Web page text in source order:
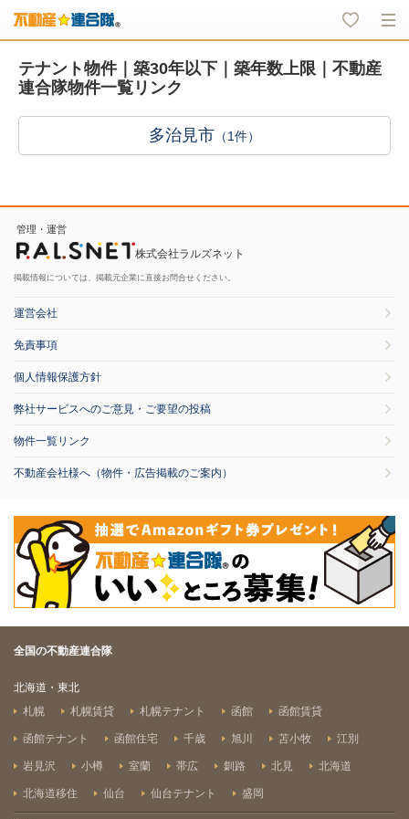
テナント物件｜築30年以下｜築年数上限｜不動産
連合隊物件一覧リンク
多治見市 （1件）
管理・運営
株式会社ラルズネット
掲載情報については、掲載元企業に直接お問合せください。
運営会社
免責事項
個人情報保護方針
弊社サービスへのご意見・ご要望の投稿
物件一覧リンク
不動産会社様へ（物件・広告掲載のご案内）
全国の不動産連合隊
北海道・東北
札幌
札幌賃貸 札幌テナント 函館 函館賃貸
函館テナント 函館住宅 千歳 旭川 苫小牧 江別
岩見沢 小樽 室蘭 帯広 釧路 北見 北海道
北海道移住 仙台 仙台テナント 盛岡